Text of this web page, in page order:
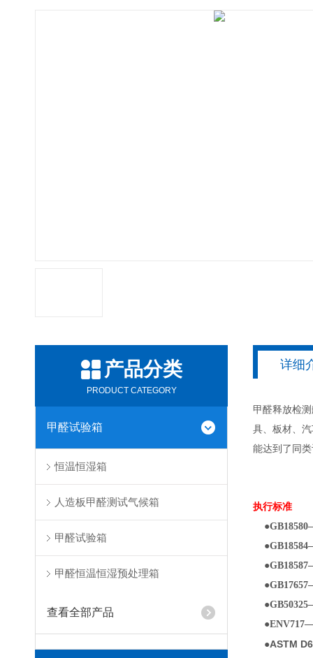
产品分类
PRODUCT CATEGORY
甲醛试验箱
恒温恒湿箱
人造板甲醛测试气候箱
甲醛试验箱
甲醛恒温恒湿预处理箱
查看全部产品
详细
甲醛释放检
具、板材、
能达到了同
执行标准
●ASTM